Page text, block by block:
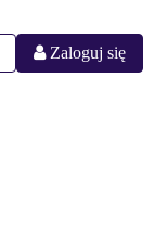
Zaloguj się